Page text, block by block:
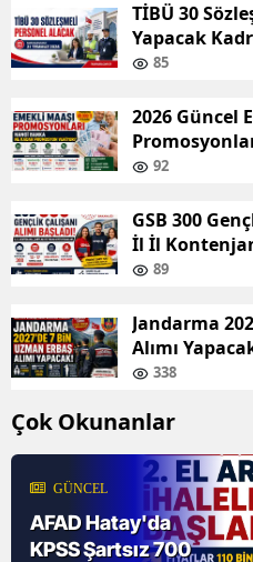
TİBÜ 30
Yapacak
85
2026 Güncel
Promosyon
92
GSB 300
İl İl
KPSS Taban
89
Jandarma
Alımı
Kontenjanlar
338
Çok Okunanlar
GÜNCEL
AFAD Hatay'da
KPSS Şartsız 700